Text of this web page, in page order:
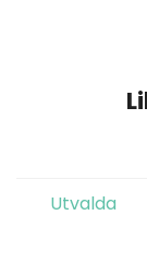
Utvalda